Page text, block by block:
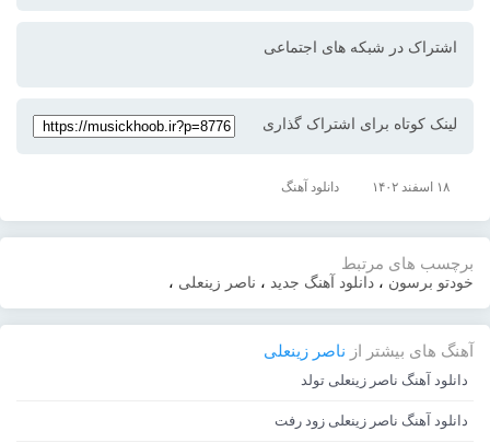
اشتراک در شبکه های اجتماعی
لینک کوتاه برای اشتراک گذاری
۱۸ اسفند ۱۴۰۲ دانلود آهنگ
برچسب های مرتبط
خودتو برسون ، دانلود آهنگ جدید ، ناصر زینعلی ،
آهنگ های بیشتر از ناصر زینعلی
دانلود آهنگ ناصر زینعلی تولد
دانلود آهنگ ناصر زینعلی زود رفت